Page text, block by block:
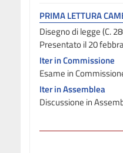
PRIMA LETTURA
Disegno di legge (C.
Presentato il 20
Iter in Commissione
Esame in
Iter in Assemblea
Discussione in